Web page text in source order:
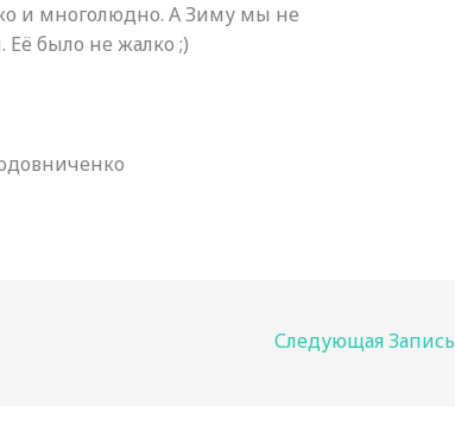
и многолюдно. А Зиму мы не
было не жалко ;)
Следующая Запись